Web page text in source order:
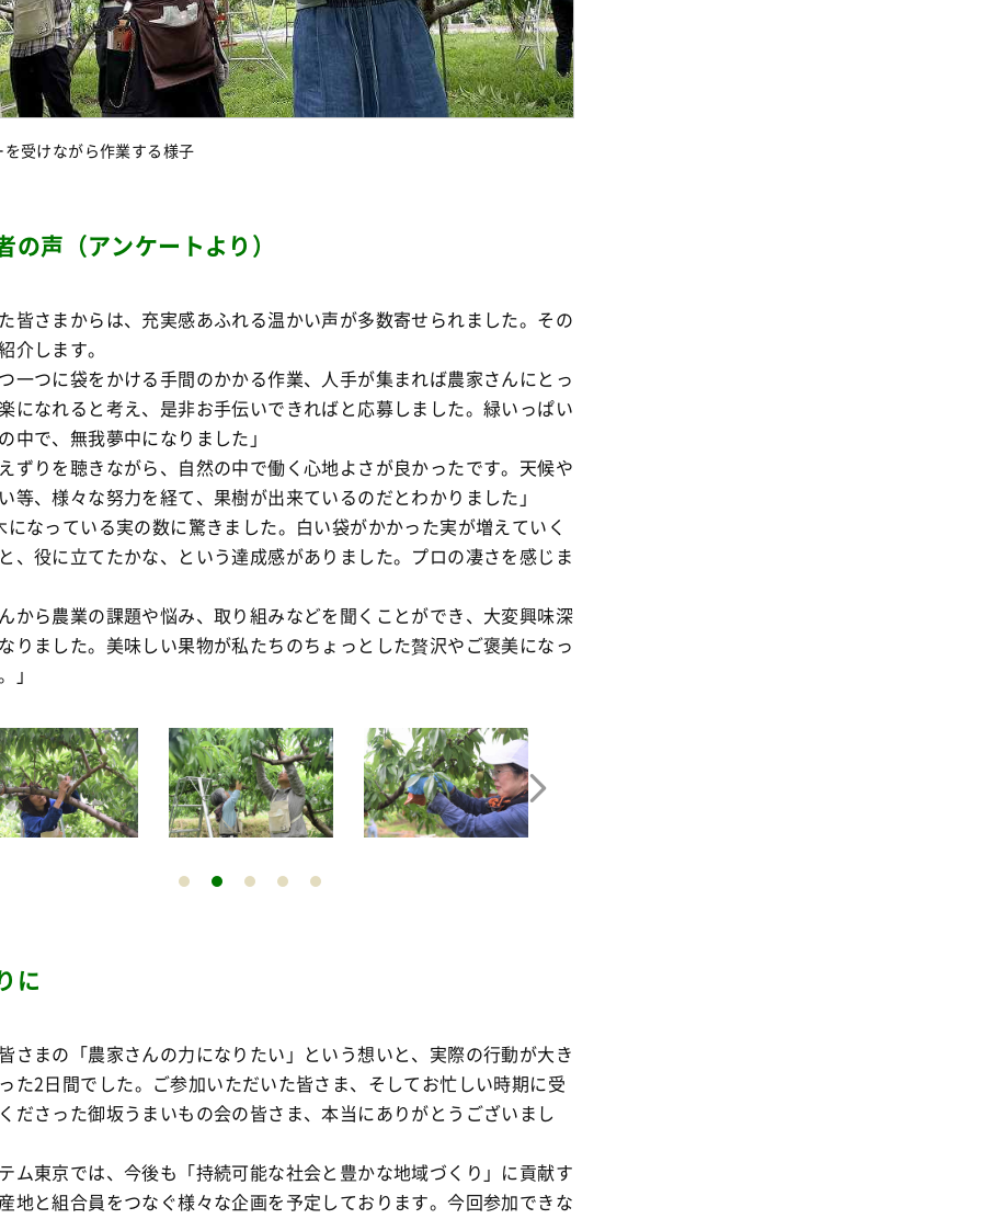
受けながら作業する様子
の声（アンケートより）
皆さまからは、充実感あふれる温かい声が多数寄せられました。その
介します。
一つに袋をかける手間のかかる作業、人手が集まれば農家さんにとっ
になれると考え、是非お手伝いできればと応募しました。緑いっぱい
中で、無我夢中になりました」
ずりを聴きながら、自然の中で働く心地よさが良かったです。天候や
等、様々な努力を経て、果樹が出来ているのだとわかりました」
になっている実の数に驚きました。白い袋がかかった実が増えていく
、役に立てたかな、という達成感がありました。プロの凄さを感じま
から農業の課題や悩み、取り組みなどを聞くことができ、大変興味深
りました。美味しい果物が私たちのちょっとした贅沢やご褒美になっ
」
に
さまの「農家さんの力になりたい」という想いと、実際の行動が大き
た2日間でした。ご参加いただいた皆さま、そしてお忙しい時期に受
ださった御坂うまいもの会の皆さま、本当にありがとうございまし
ム東京では、今後も「持続可能な社会と豊かな地域づくり」に貢献す
地と組合員をつなぐ様々な企画を予定しております。今回参加できな